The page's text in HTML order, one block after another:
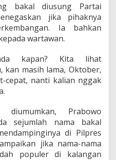
bakal diusung Partai
jika pihaknya
Ia bahkan
wartawan.
kapan? Kita lihat
kan masih lama, Oktober,
cepat, nanti kalian nggak
Prabowo
sejumlah nama bakal
di Pilpres
jika nama-nama
populer di kalangan